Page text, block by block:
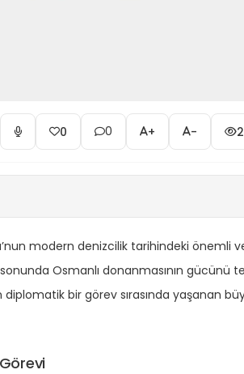
0 0 + -
modern denizcilik tarihindeki önemli
Osmanlı donanmasının gücünü
bir görev sırasında yaşanan